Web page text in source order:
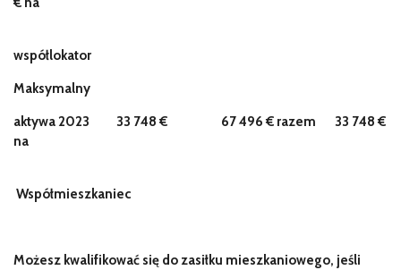
współlokator
Maksymalny
aktywa 2023 33 748 € 67 496 € razem
33 748 €
na
Współmieszkaniec
Możesz kwalifikować się do zasiłku mieszkaniowego, jeśli